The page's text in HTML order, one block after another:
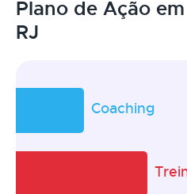
Plano de Ação
RJ